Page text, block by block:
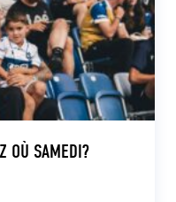
OÙ SAMEDI?